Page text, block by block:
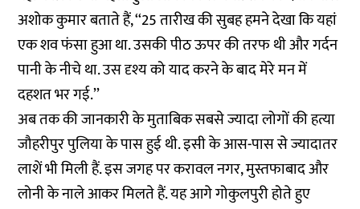
अशोक कुमार बताते हैं, ‘‘25 तारीख की सुबह हमने देखा कि यहां
एक शव फंसा हुआ था. उसकी पीठ ऊपर की तरफ थी और गर्दन
पानी के नीचे था. उस दृश्य को याद करने के बाद मेरे मन में
दहशत भर गई.’’
अब तक की जानकारी के मुताबिक सबसे ज्यादा लोगों की हत्या
जौहरीपुर पुलिया के पास हुई थी. इसी के आस-पास से ज्यादातर
लाशें भी मिली हैं. इस जगह पर करावल नगर, मुस्तफाबाद और
लोनी के नाले आकर मिलते हैं. यह आगे गोकुलपुरी होते हुए